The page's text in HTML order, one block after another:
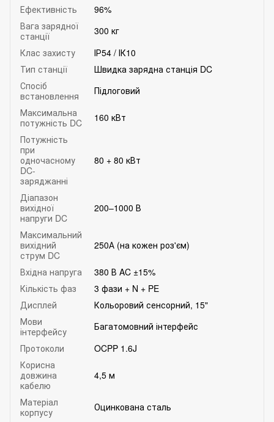
Ефективність
96%
Вага зарядної
станції
300 кг
Клас захисту
ІР54 / ІК10
Тип станції
Швидка зарядна станція DC
Спосіб
встановлення
Підлоговий
Максимальна
потужність DC
160 кВт
Потужність
при
одночасному
DC-
заряджанні
80 + 80 кВт
Діапазон
вихідної
напруги DC
200–1000 В
Максимальний
вихідний
струм DC
250А (на кожен роз'єм)
Вхідна напруга
380 В AC ±15%
Кількість фаз
3 фази + N + PE
Дисплей
Кольоровий сенсорний, 15"
Мови
інтерфейсу
Багатомовний інтерфейс
Протоколи
OCPP 1.6J
Корисна
довжина
кабелю
4,5 м
Матеріал
корпусу
Оцинкована сталь